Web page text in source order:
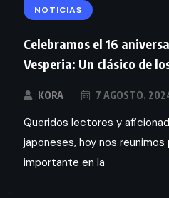
NOTICIAS
Celebramos el 16
Vesperia: Un clásico de
KORA 7 AGOSTO,
Queridos lectores y
japoneses, hoy nos
importante en la